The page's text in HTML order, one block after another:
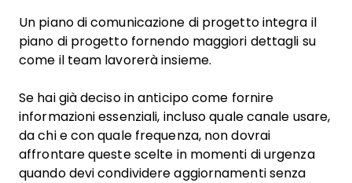
Un piano di comunicazione di progetto integra il
piano di progetto fornendo maggiori dettagli su
come il team lavorerà insieme.
Se hai già deciso in anticipo come fornire
informazioni essenziali, incluso quale canale usare,
da chi e con quale frequenza, non dovrai
affrontare queste scelte in momenti di urgenza
quando devi condividere aggiornamenti senza